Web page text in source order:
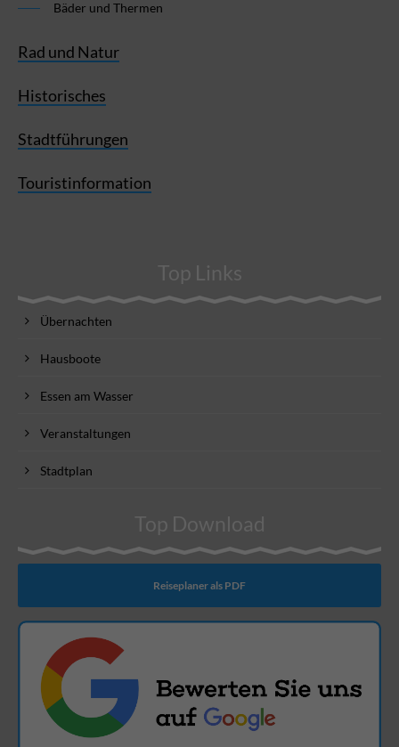
Bäder und Thermen
Rad und Natur
Historisches
Stadtführungen
Touristinformation
Top Links
Übernachten
Hausboote
Essen am Wasser
Veranstaltungen
Stadtplan
Top Download
Reiseplaner als PDF